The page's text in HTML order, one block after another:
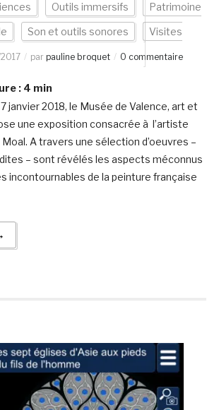
Outils immersifs Patrimoine
Son et outils sonores Visites
par pauline broquet 0 commentaire
: 4 min
7 janvier 2018, le Musée de Valence, art et
une exposition consacrée à l’artiste
A travers une sélection d’oeuvres –
– sont révélés les aspects méconnus
incontournables de la peinture française